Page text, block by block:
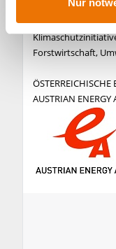
a
Nur
Christof Horvath
topprodukte.at, ein
Forstwirtschaft,
ÖSTERREICHISCHE
AUSTRIAN ENERGY